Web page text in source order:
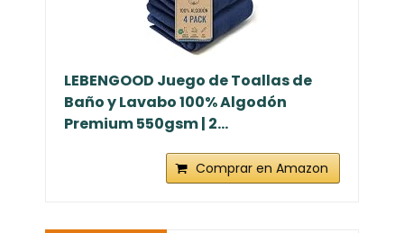
LEBENGOOD Juego de Toallas de
Baño y Lavabo 100% Algodón
Premium 550gsm | 2...
Comprar en Amazon